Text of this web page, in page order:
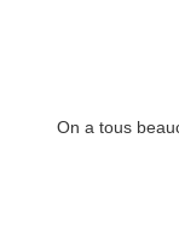
On a tous